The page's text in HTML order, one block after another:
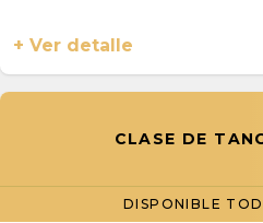
+ Ver detalle
CLASE DE
DISPONIBLE